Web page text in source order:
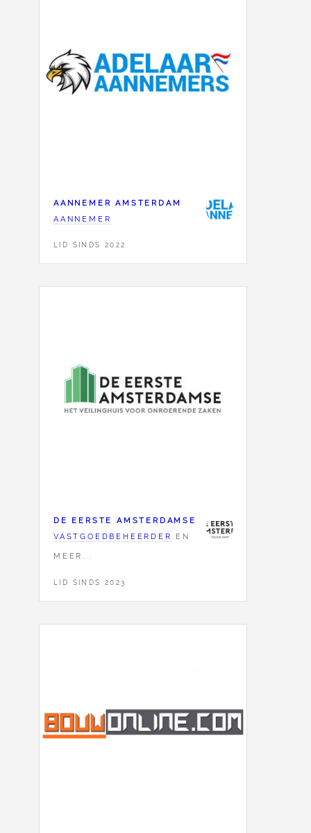
AANNEMER AMSTERDAM
AANNEMER
LID SINDS 2022
DE EERSTE AMSTERDAMSE
VASTGOEDBEHEERDER
EN
MEER...
LID SINDS 2023